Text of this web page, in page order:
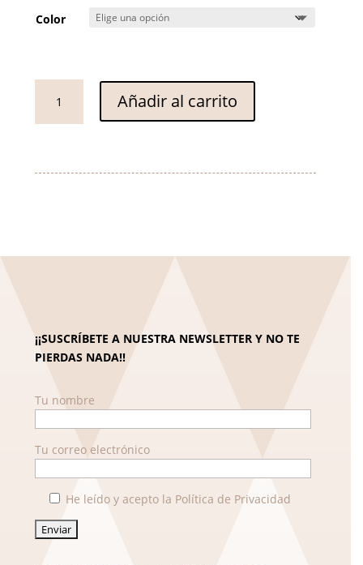
Color
Arenal
cantidad
Añadir al carrito
¡¡SUSCRÍBETE A NUESTRA NEWSLETTER Y NO TE
PIERDAS NADA!!
Tu nombre
Tu correo electrónico
He leído y acepto la Política de Privacidad